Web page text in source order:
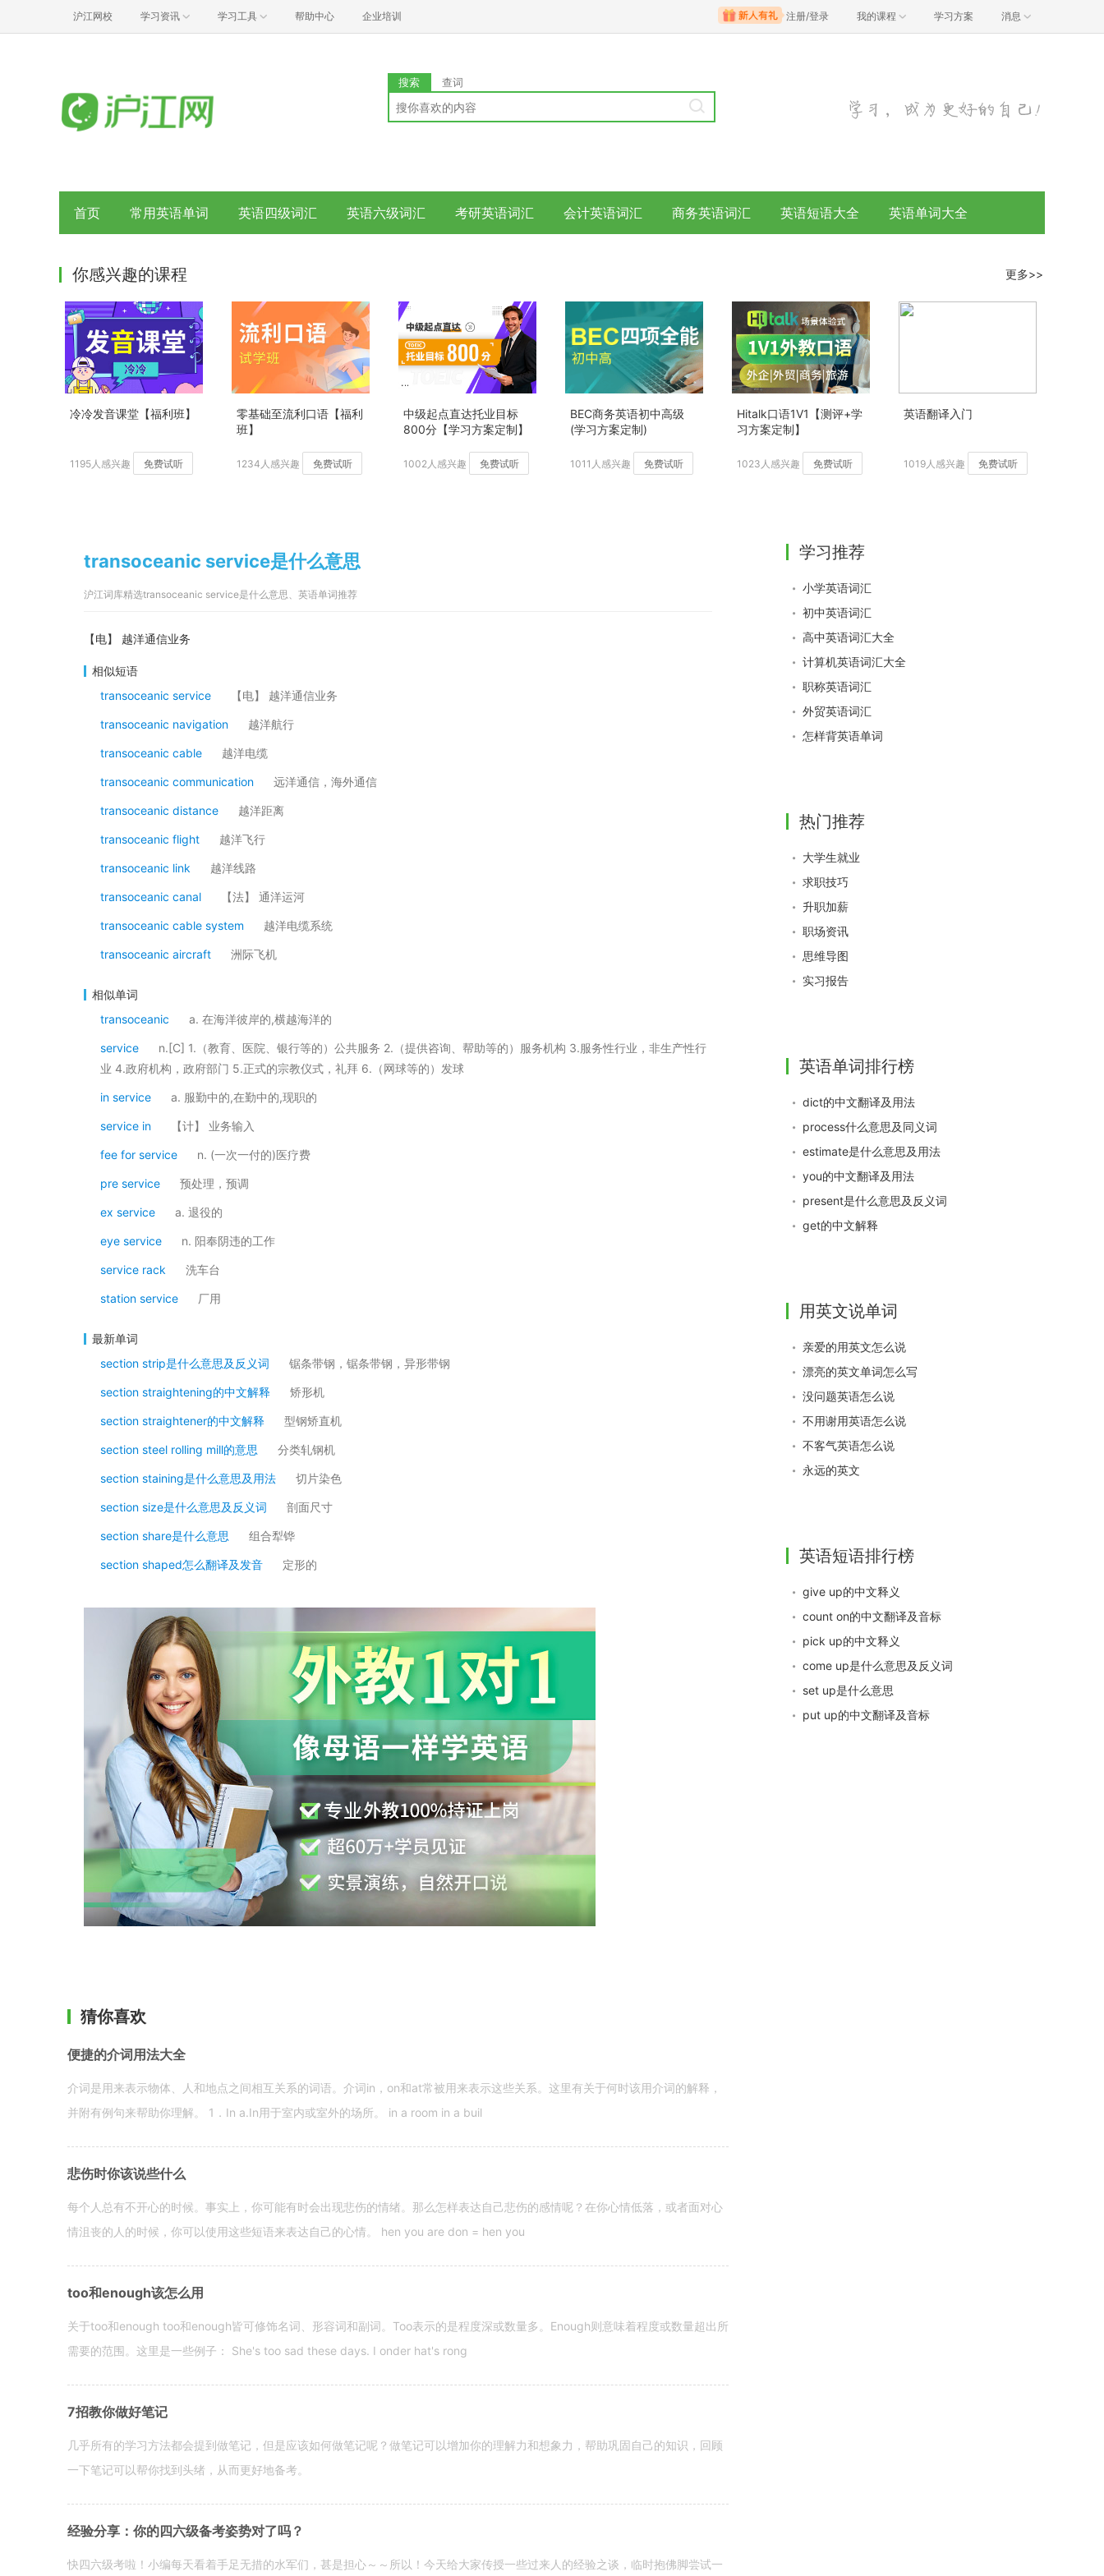
沪江网校 学习资讯 学习工具 帮助中心 企业培训 注册/登录 我的课程 学习方案 消息
搜索 查词
首页 常用英语单词 英语四级词汇 英语六级词汇 考研英语词汇 会计英语词汇 商务英语词汇 英语短语大全 英语单词大全
你感兴趣的课程 更多>>
冷冷发音课堂【福利班】
1195人感兴趣 免费试听
零基础至流利口语【福利
班】
1234人感兴趣 免费试听
中级起点直达托业目标
800分【学习方案定制】
1002人感兴趣 免费试听
BEC商务英语初中高级
(学习方案定制)
1011人感兴趣 免费试听
Hitalk口语1V1【测评+学
习方案定制】
1023人感兴趣 免费试听
英语翻译入门
1019人感兴趣 免费试听
transoceanic service是什么意思
沪江词库精选transoceanic service是什么意思、英语单词推荐
【电】 越洋通信业务
相似短语
transoceanic service
【电】 越洋通信业务
transoceanic navigation 越洋航行
transoceanic cable 越洋电缆
transoceanic communication 远洋通信，海外通信
transoceanic distance 越洋距离
transoceanic flight 越洋飞行
transoceanic link 越洋线路
transoceanic canal 【法】 通洋运河
transoceanic cable system 越洋电缆系统
transoceanic aircraft 洲际飞机
相似单词
transoceanic
a. 在海洋彼岸的,横越海洋的
service
n.[C] 1.（教育、医院、银行等的）公共服务 2.（提供咨询、帮助等的）服务机构 3.服务性行业，非生产性行
业 4.政府机构，政府部门 5.正式的宗教仪式，礼拜 6.（网球等的）发球
in service a. 服勤中的,在勤中的,现职的
service in 【计】 业务输入
fee for service n. (一次一付的)医疗费
pre service 预处理，预调
ex service a. 退役的
eye service n. 阳奉阴违的工作
service rack 洗车台
station service 厂用
最新单词
section strip是什么意思及反义词
锯条带钢，锯条带钢，异形带钢
section straightening的中文解释 矫形机
section straightener的中文解释 型钢矫直机
section steel rolling mill的意思 分类轧钢机
section staining是什么意思及用法 切片染色
section size是什么意思及反义词 剖面尺寸
section share是什么意思 组合犁铧
section shaped怎么翻译及发音 定形的
猜你喜欢
便捷的介词用法大全
介词是用来表示物体、人和地点之间相互关系的词语。介词in，on和at常被用来表示这些关系。这里有关于何时该用介词的解释，
并附有例句来帮助你理解。 1．In a.In用于室内或室外的场所。 in a room in a buil
悲伤时你该说些什么
每个人总有不开心的时候。事实上，你可能有时会出现悲伤的情绪。那么怎样表达自己悲伤的感情呢？在你心情低落，或者面对心
情沮丧的人的时候，你可以使用这些短语来表达自己的心情。 hen you are don = hen you
too和enough该怎么用
关于too和enough too和enough皆可修饰名词、形容词和副词。Too表示的是程度深或数量多。Enough则意味着程度或数量超出所
需要的范围。这里是一些例子： She's too sad these days. I onder hat's rong
7招教你做好笔记
几乎所有的学习方法都会提到做笔记，但是应该如何做笔记呢？做笔记可以增加你的理解力和想象力，帮助巩固自己的知识，回顾
一下笔记可以帮你找到头绪，从而更好地备考。
经验分享：你的四六级备考姿势对了吗？
快四六级考啦！小编每天看着手足无措的水军们，甚是担心～～所以！今天给大家传授一些过来人的经验之谈，临时抱佛脚尝试一
学习推荐
小学英语词汇
初中英语词汇
高中英语词汇大全
计算机英语词汇大全
职称英语词汇
外贸英语词汇
怎样背英语单词
热门推荐
大学生就业
求职技巧
升职加薪
职场资讯
思维导图
实习报告
英语单词排行榜
dict的中文翻译及用法
process什么意思及同义词
estimate是什么意思及用法
you的中文翻译及用法
present是什么意思及反义词
get的中文解释
用英文说单词
亲爱的用英文怎么说
漂亮的英文单词怎么写
没问题英语怎么说
不用谢用英语怎么说
不客气英语怎么说
永远的英文
英语短语排行榜
give up的中文释义
count on的中文翻译及音标
pick up的中文释义
come up是什么意思及反义词
set up是什么意思
put up的中文翻译及音标